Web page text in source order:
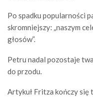
Po spadku popularności
skromniejszy: „naszym
głosów”.
Petru nadal pozostaje
do przodu.
Artykuł Fritza kończy się